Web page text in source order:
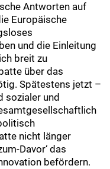
Antworten auf
Europäische
und die Einleitung
breit zu
über das
Spätestens jetzt –
sozialer und
nicht länger
Davor‘ das
befördern.